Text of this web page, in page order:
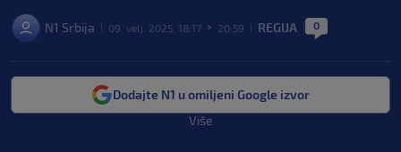
N1 Srbija 09. velj. 2025. 18:17 > 20:59 REGIJA 0
Dodajte N1 u omiljeni Google izvor
Više